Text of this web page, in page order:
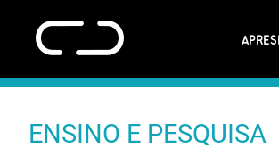
ENSINO E PESQUISA